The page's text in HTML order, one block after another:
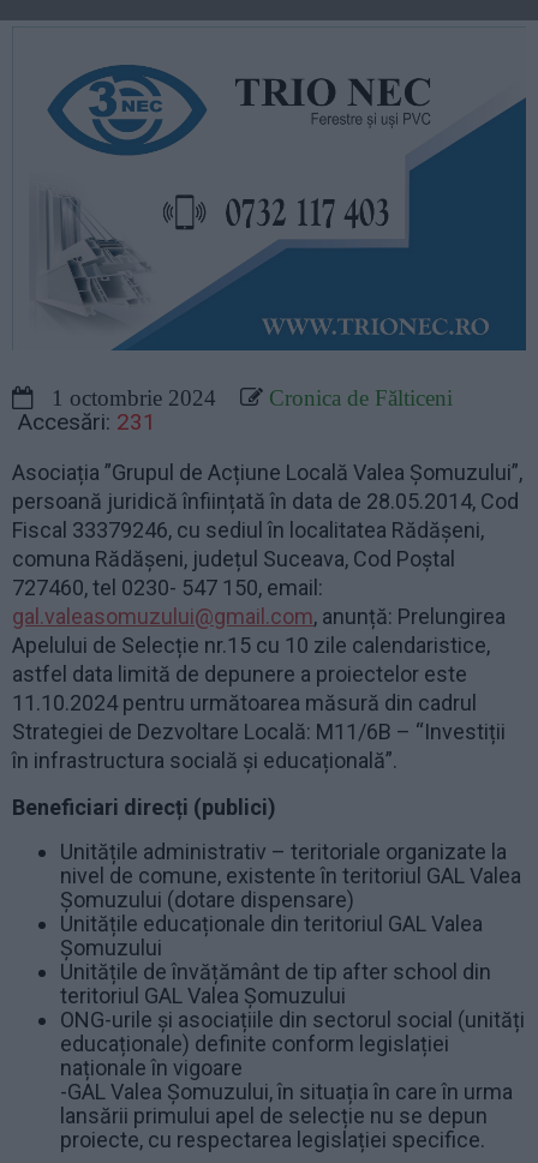
1 octombrie 2024 Cronica de Fălticeni
Accesări: 231
Asociația ”Grupul de Acțiune Locală Valea Șomuzului”,
persoană juridică înființată în data de 28.05.2014, Cod
Fiscal 33379246, cu sediul în localitatea Rădășeni,
comuna Rădășeni, județul Suceava, Cod Poștal
727460, tel 0230- 547 150, email:
gal.valeasomuzului@gmail.com, anunță: Prelungirea
Apelului de Selecție nr.15 cu 10 zile calendaristice,
astfel data limită de depunere a proiectelor este
11.10.2024 pentru următoarea măsură din cadrul
Strategiei de Dezvoltare Locală: M11/6B – “Investiții
în infrastructura socială şi educațională”.
Beneficiari direcți (publici)
Unitățile administrativ – teritoriale organizate la
nivel de comune, existente în teritoriul GAL Valea
Șomuzului (dotare dispensare)
Unitățile educaționale din teritoriul GAL Valea
Șomuzului
Unitățile de învățământ de tip after school din
teritoriul GAL Valea Șomuzului
ONG-urile și asociațiile din sectorul social (unități
educaționale) definite conform legislației
naționale în vigoare
-GAL Valea Șomuzului, în situația în care în urma
lansării primului apel de selecție nu se depun
proiecte, cu respectarea legislației specifice.